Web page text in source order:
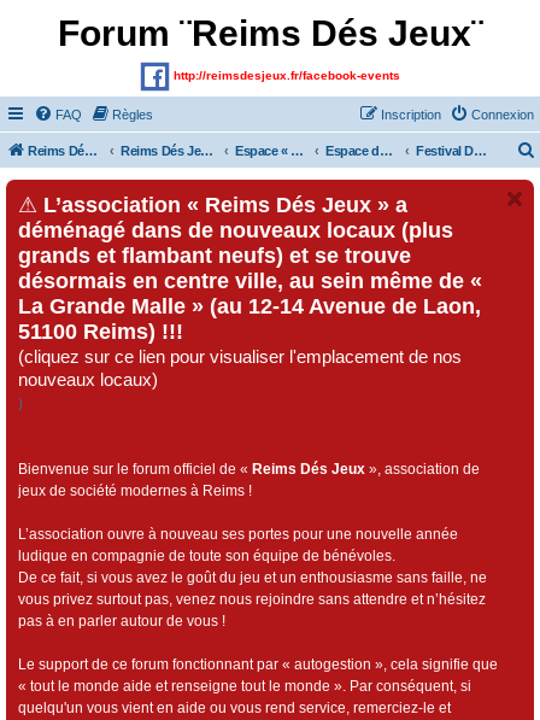
Forum ¨Reims Dés Jeux¨
http://reimsdesjeux.fr/facebook-events
FAQ Règles Connexion
Inscription
Reims Dés Jeux (Site) Reims Dés Jeux (Forum) Espace « Visiteurs » et inscrits au forum Espace dédié au « Festival Dés Jeux», organisé par l'association « Reims Dés Jeux » !!! Festival Dés Jeux 2017
⚠ L’association « Reims Dés Jeux » a
déménagé dans de nouveaux locaux (plus
grands et flambant neufs) et se trouve
désormais en centre ville, au sein même de «
La Grande Malle » (au 12-14 Avenue de Laon,
51100 Reims) !!!
(cliquez sur ce lien pour visualiser l'emplacement de nos
nouveaux locaux)
)
Bienvenue sur le forum officiel de « Reims Dés Jeux », association de
jeux de société modernes à Reims !
L’association ouvre à nouveau ses portes pour une nouvelle année
ludique en compagnie de toute son équipe de bénévoles.
De ce fait, si vous avez le goût du jeu et un enthousiasme sans faille, ne
vous privez surtout pas, venez nous rejoindre sans attendre et n’hésitez
pas à en parler autour de vous !
Le support de ce forum fonctionnant par « autogestion », cela signifie que
« tout le monde aide et renseigne tout le monde ». Par conséquent, si
quelqu'un vous vient en aide ou vous rend service, remerciez-le et